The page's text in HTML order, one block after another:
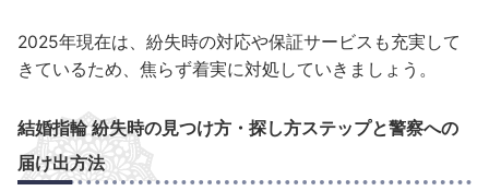
2025年現在は、紛失時の対応や保証サービスも充実して
きているため、焦らず着実に対処していきましょう。
結婚指輪 紛失時の見つけ方・探し方ステップと警察への
届け出方法